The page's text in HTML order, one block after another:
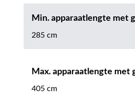
Min. apparaatlengte met
285 cm
Max. apparaatlengte met
405 cm